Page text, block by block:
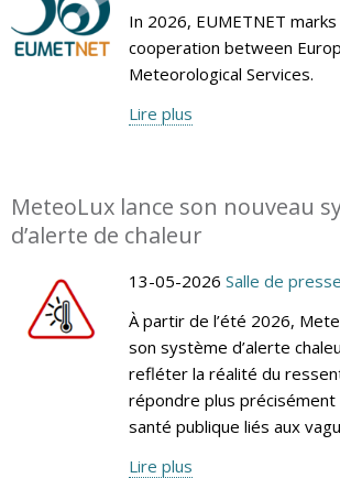
In 2026, EUMETNET
cooperation between
Meteorological Services.
Lire plus
MeteoLux lance son nouveau
d’alerte de chaleur
13-05-2026 Salle de presse
À partir de l’été 2026,
son système d’alerte
refléter la réalité du
répondre plus précisément
santé publique liés aux
Lire plus